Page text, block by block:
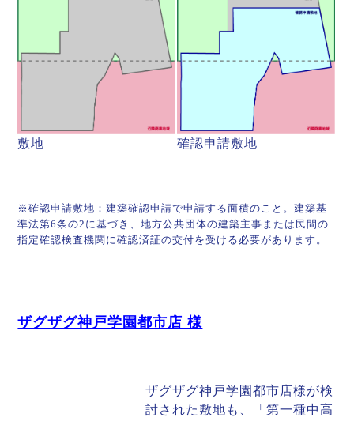
敷地 確認申請敷地
※確認申請敷地：建築確認申請で申請する面積のこと。建築基
準法第6条の2に基づき、地方公共団体の建築主事または民間の
指定確認検査機関に確認済証の交付を受ける必要があります。
ザグザグ神戸学園都市店 様
ザグザグ神戸学園都市店様が検
討された敷地も、「第一種中高